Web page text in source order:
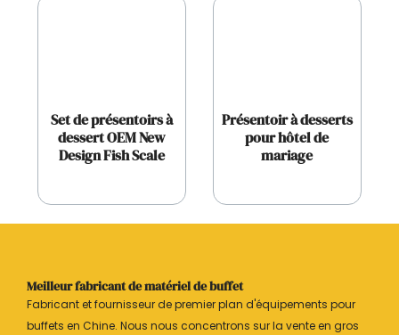
Set de présentoirs à
dessert OEM New
Design Fish Scale
Présentoir à desserts
pour hôtel de
mariage
Meilleur fabricant de matériel de buffet
Fabricant et fournisseur de premier plan d'équipements pour
buffets en Chine. Nous nous concentrons sur la vente en gros